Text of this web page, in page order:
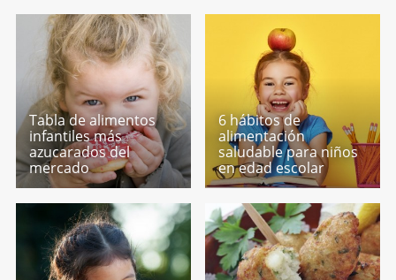
Tabla de alimentos
infantiles más
azucarados del
mercado
6 hábitos de
alimentación
saludable para niños
en edad escolar